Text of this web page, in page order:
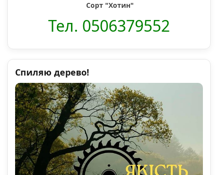
Сорт "Хотин"
Тел. 0506379552
Спиляю дерево!